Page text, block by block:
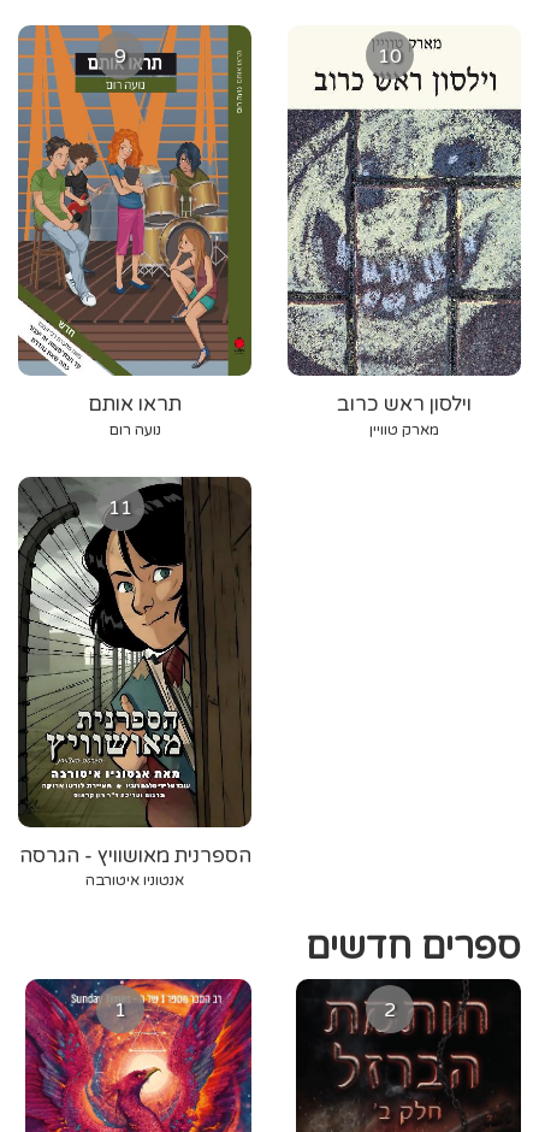
9
תראו אותם
נועה רום
10
וילסון ראש כרוב
מארק טוויין
11
הספרנית מאושוויץ - הגרסה
המצוירת
אנטוניו איטורבה
ספרים חדשים
1 2